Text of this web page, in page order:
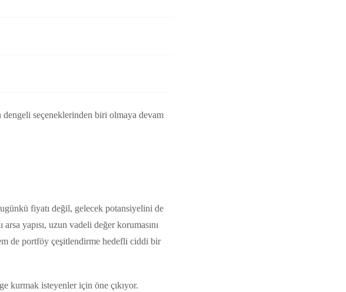
seçeneklerinden biri olmaya devam
fiyatı değil, gelecek potansiyelini de
yapısı, uzun vadeli değer korumasını
de portföy çeşitlendirme hedefli ciddi bir
kurmak isteyenler için öne çıkıyor.